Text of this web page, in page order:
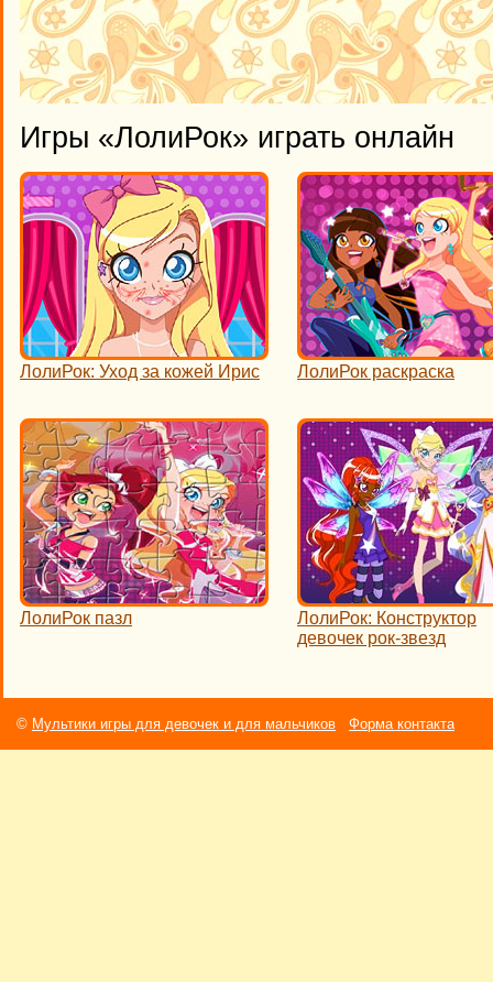
Игры «ЛолиРок» играть онлайн
ЛолиРок: Уход за кожей Ирис ЛолиРок раскраска
ЛолиРок пазл
ЛолиРок: Конструктор
девочек рок-звезд
© Мультики игры для девочек и для мальчиков Форма контакта